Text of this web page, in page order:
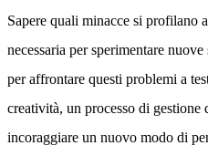
Sapere quali minacce si profilano
necessaria per sperimentare
per affrontare questi problemi a
creatività, un processo di
incoraggiare un nuovo modo di